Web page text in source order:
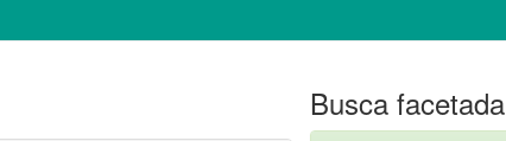
Busca facetada